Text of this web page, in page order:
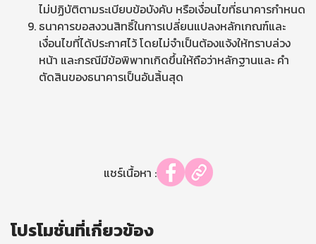
ไม่ปฏิบัติตามระเบียบข้อบังคับ หรือเงื่อนไขที่ธนาคารกำหนด
ธนาคารขอสงวนสิทธิ์ในการเปลี่ยนแปลงหลักเกณฑ์และ
เงื่อนไขที่ได้ประกาศไว้ โดยไม่จำเป็นต้องแจ้งให้ทราบล่วง
หน้า และกรณีมีข้อพิพาทเกิดขึ้นให้ถือว่าหลักฐานและ คำ
ตัดสินของธนาคารเป็นอันสิ้นสุด
แชร์เนื้อหา :
โปรโมชั่นที่เกี่ยวข้อง